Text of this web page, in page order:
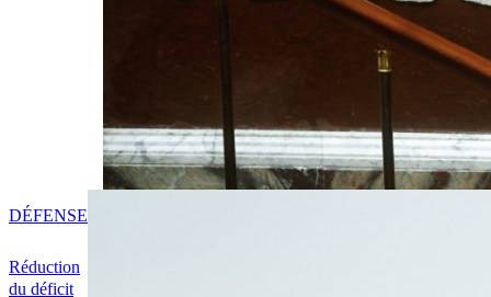
Réduction
du déficit
DÉFENSE